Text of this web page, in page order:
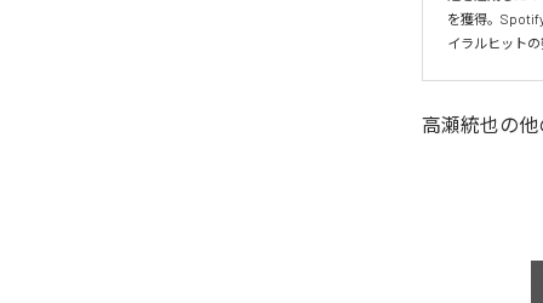
を獲得。
イラルヒット
高瀬統也の